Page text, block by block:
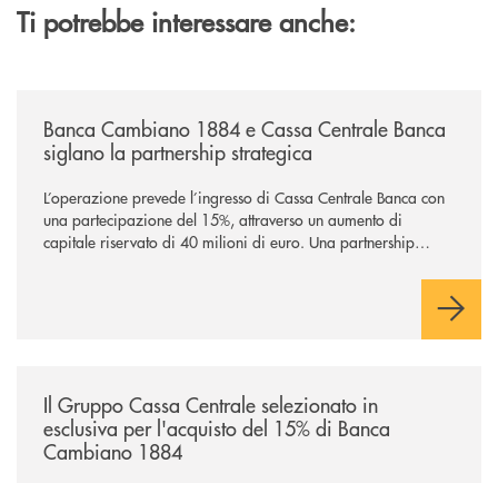
Ti potrebbe interessare anche:
Banca Cambiano 1884 e Cassa Centrale Banca
siglano la partnership strategica
L’operazione prevede l’ingresso di Cassa Centrale Banca con
una partecipazione del 15%, attraverso un aumento di
capitale riservato di 40 milioni di euro. Una partnership
comuni e sulla prossimità ai territori, per ampliare l’offerta e
Il Gruppo Cassa Centrale selezionato in
esclusiva per l'acquisto del 15% di Banca
Cambiano 1884